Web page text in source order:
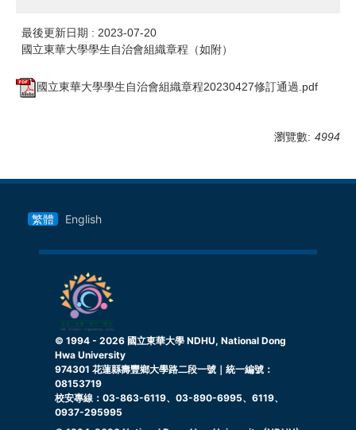
最後更新日期 : 2023-07-20
國立東華大學學生自治會組織章程（如附）
國立東華大學學生自治會組織章程20230427修訂通過.pdf
瀏覽數: 4994
繁體 English
© 1994 - 2026 國立東華大學 NDHU, National Dong
Hwa University
974301 花蓮縣壽豐鄉大學路二段一號｜統一編號：
08153719
校安專線：03-863-6119、03-890-6995、6119、
0937-295995